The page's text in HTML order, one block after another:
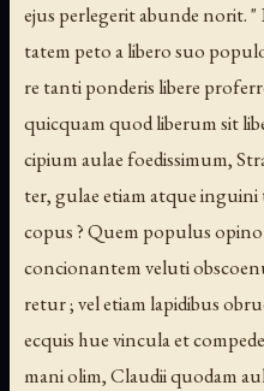
ejus perlegerit abunde norit. "
tatem peto a libero suo
re tanti ponderis libere
quicquam quod liberum sit
cipium aulae foedissimum,
ter, gulae etiam atque inguini
copus ? Quem populus
concionantem veluti
retur ; vel etiam lapidibus
ecquis hue vincula et
mani olim, Claudii quodam